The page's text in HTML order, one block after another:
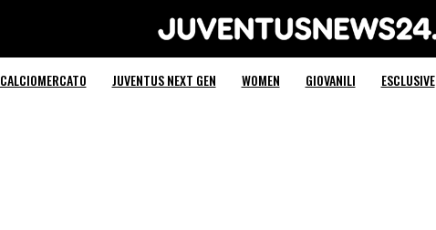
Juventus News 24
CALCIOMERCATO JUVENTUS NEXT GEN WOMEN GIOVANILI ESCLUSIVE